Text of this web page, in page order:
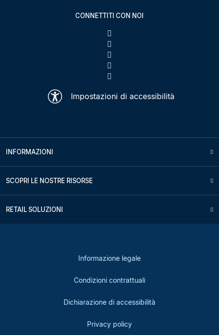
CONNETTITI CON NOI
Impostazioni di accessibilità
INFORMAZIONI
SCOPRI LE NOSTRE RISORSE
RETAIL SOLUZIONI
Informazione legale
Condizioni contrattuali
Dichiarazione di accessibilità
Privacy policy